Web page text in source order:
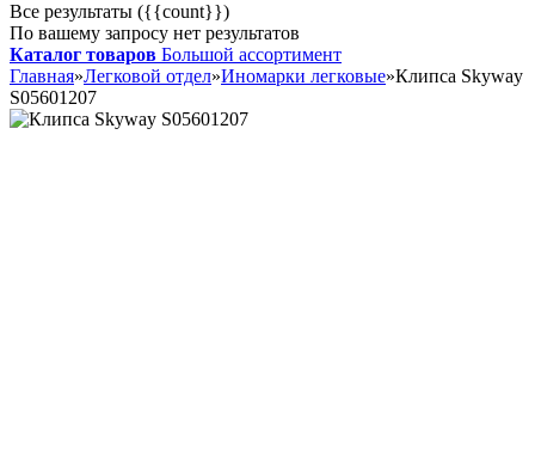
Все результаты ({{count}})
По вашему запросу нет результатов
Каталог товаров Большой ассортимент
Главная»Легковой отдел»Иномарки легковые»Клипса Skyway
S05601207